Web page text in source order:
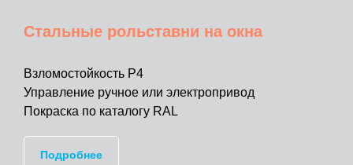
Стальные рольставни на окна
Взломостойкость Р4
Управление ручное или электропривод
Покраска по каталогу RAL
Подробнее